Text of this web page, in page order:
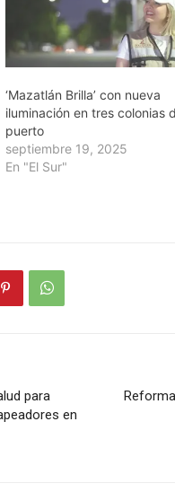
‘Mazatlán Brilla’ con nueva
iluminación en tres colonias
puerto
septiembre 19, 2025
En "El Sur"
para
en